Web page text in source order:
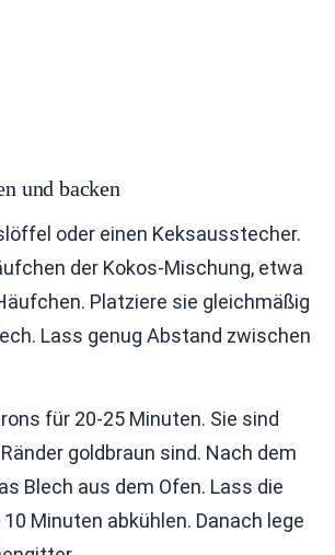
und backen
oder einen Keksausstecher.
der Kokos-Mischung, etwa
Platziere sie gleichmäßig
Lass genug Abstand zwischen
für 20-25 Minuten. Sie sind
goldbraun sind. Nach dem
Blech aus dem Ofen. Lass die
Minuten abkühlen. Danach lege